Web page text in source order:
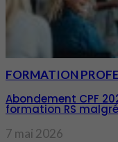
FORMATION
Abondement CPF
formation RS
7 mai 2026